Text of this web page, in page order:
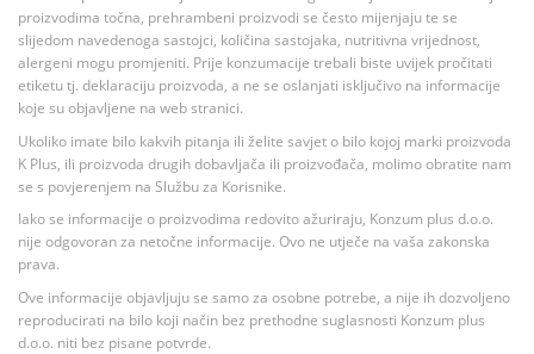
proizvodima točna, prehrambeni proizvodi se često mijenjaju te se
slijedom navedenoga sastojci, količina sastojaka, nutritivna vrijednost,
alergeni mogu promjeniti. Prije konzumacije trebali biste uvijek pročitati
etiketu tj. deklaraciju proizvoda, a ne se oslanjati isključivo na informacije
koje su objavljene na web stranici.
Ukoliko imate bilo kakvih pitanja ili želite savjet o bilo kojoj marki proizvoda
K Plus, ili proizvoda drugih dobavljača ili proizvođača, molimo obratite nam
se s povjerenjem na Službu za Korisnike.
Iako se informacije o proizvodima redovito ažuriraju, Konzum plus d.o.o.
nije odgovoran za netočne informacije. Ovo ne utječe na vaša zakonska
prava.
Ove informacije objavljuju se samo za osobne potrebe, a nije ih dozvoljeno
reproducirati na bilo koji način bez prethodne suglasnosti Konzum plus
d.o.o. niti bez pisane potvrde.